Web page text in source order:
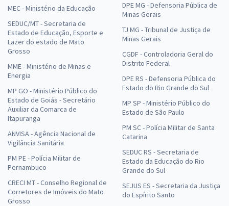
MEC - Ministério da Educação
SEDUC/MT - Secretaria de
Estado de Educação, Esporte e
Lazer do estado de Mato
Grosso
MME - Ministério de Minas e
Energia
MP GO - Ministério Público do
Estado de Goiás - Secretário
Auxiliar da Comarca de
Itapuranga
ANVISA - Agência Nacional de
Vigilância Sanitária
PM PE - Polícia Militar de
Pernambuco
CRECI MT - Conselho Regional de
Corretores de Imóveis do Mato
Grosso
DPE MG - Defensoria Pública de
Minas Gerais
TJ MG - Tribunal de Justiça de
Minas Gerais
CGDF - Controladoria Geral do
Distrito Federal
DPE RS - Defensoria Pública do
Estado do Rio Grande do Sul
MP SP - Ministério Público do
Estado de São Paulo
PM SC - Polícia Militar de Santa
Catarina
SEDUC RS - Secretaria de
Estado da Educação do Rio
Grande do Sul
SEJUS ES - Secretaria da Justiça
do Espírito Santo